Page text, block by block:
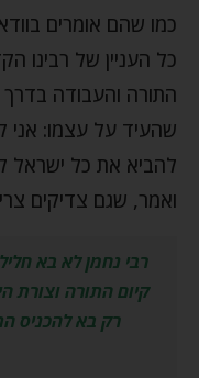
כמו שהם אומרים
כל העניין של רבינו
התורה והעבודה בדרך
שהעיד על עצמו: אני
להביא את כל ישראל
ואמר, שגם צדיקים
רבי נחמן לא בא
קיום התורה וצורת
רק בא להכניס